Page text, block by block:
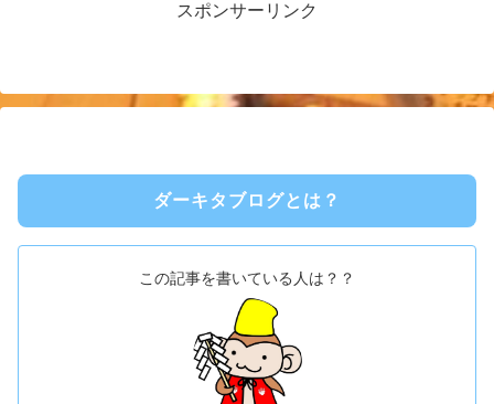
スポンサーリンク
ダーキタブログとは？
この記事を書いている人は？？